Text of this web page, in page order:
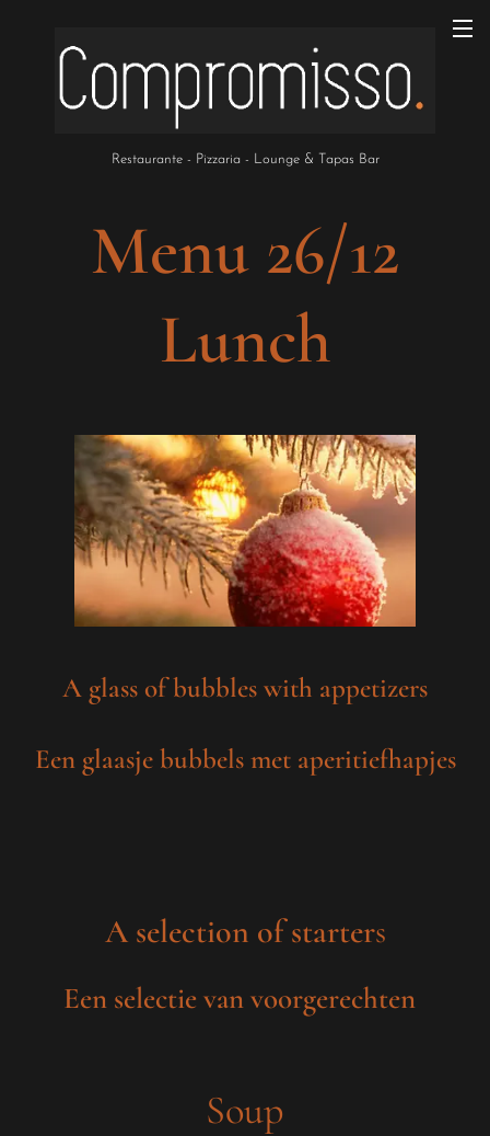
Restaurante - Pizzaria - Lounge & Tapas Bar
Menu 26/12
Lunch
A glass of bubbles with appetizers
Een glaasje bubbels met aperitiefhapjes
A selection of starters
Een selectie van voorgerechten
Soup